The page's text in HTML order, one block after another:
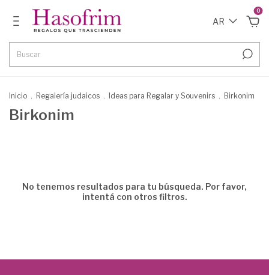
AR
0
Inicio . Regalería judaicos . Ideas para Regalar y Souvenirs . Birkonim
Birkonim
No tenemos resultados para tu búsqueda. Por favor,
intentá con otros filtros.